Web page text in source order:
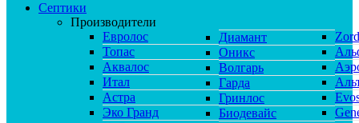
Септики
Производители
Евролос
Топас
Аквалос
Итал
Астра
Эко Гранд
Диамант
Оникс
Волгарь
Гарда
Гринлос
Биодевайс